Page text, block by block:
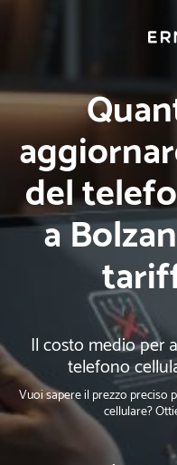
del
a
Il costo medio per
telefono
Vuoi sapere il prezzo preciso
cellulare?